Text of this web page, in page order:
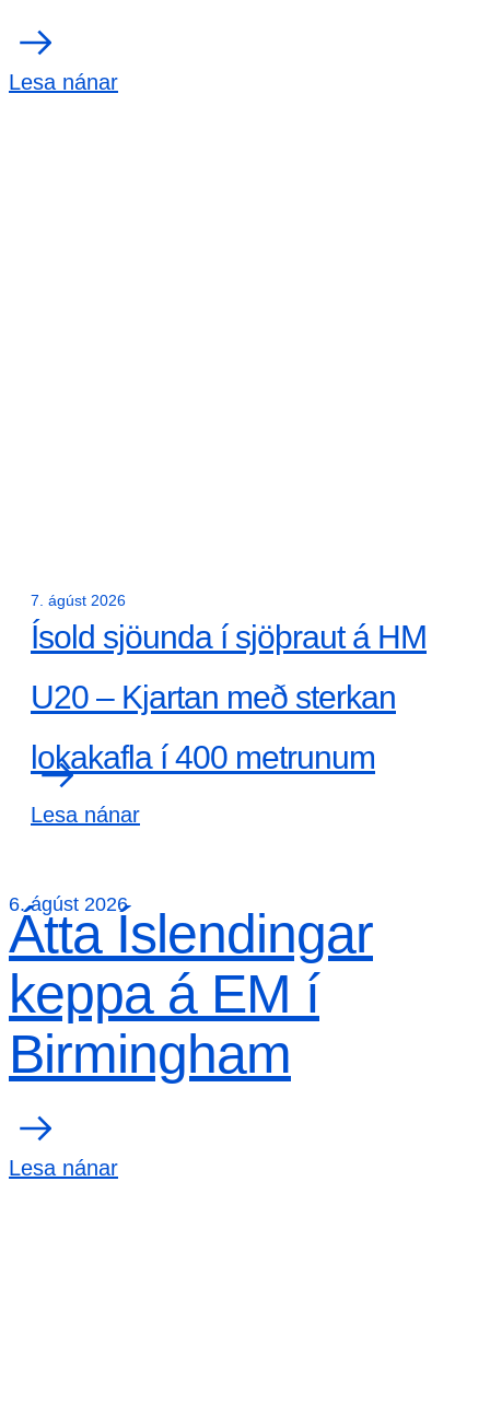
Lesa nánar
7. ágúst 2026
Ísold sjöunda í sjöþraut á HM
U20 – Kjartan með sterkan
lokakafla í 400 metrunum
Lesa nánar
6. ágúst 2026
Átta Íslendingar
keppa á EM í
Birmingham
Lesa nánar